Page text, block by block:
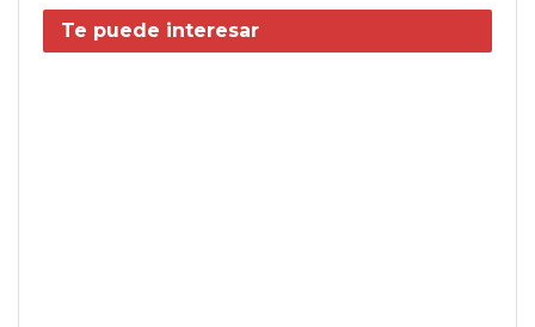
Te puede interesar